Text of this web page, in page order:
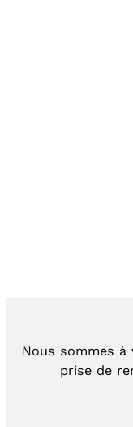
Nous sommes
prise de